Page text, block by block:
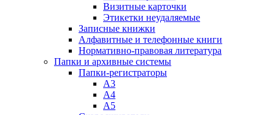
Визитные карточки
Этикетки неудаляемые
Записные книжки
Алфавитные и телефонные книги
Нормативно-правовая литература
Папки и архивные системы
Папки-регистраторы
А3
А4
А5